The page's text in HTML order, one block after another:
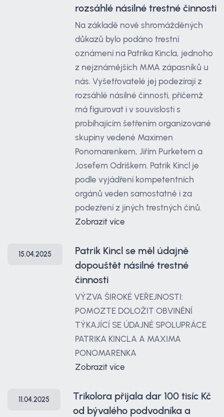
rozsáhlé násilné trestné činnosti
Na základě nově shromážděných
důkazů bylo podáno trestní
oznámení na Patrika Kincla, jednoho
z nejznámějších MMA zápasníků u
nás. Vyšetřovatelé jej podezírají z
rozsáhlé násilné činnosti, přičemž
má figurovat i v souvislosti s
probíhajícím šetřením organizované
skupiny vedené Maximen
Ponomarenkem, Jiřím Purketem a
Josefem Odriškem. Patrik Kincl je
podle vyjádření kompetentních
orgánů veden samostatně i za
podezření z jiných trestných činů.
Zobrazit více
15.04.2025
Patrik Kincl se měl údajně
dopouštět násilné trestné
činnosti
VÝZVA ŠIROKÉ VEŘEJNOSTI:
POMOZTE DOLOŽIT OBVINĚNÍ
TÝKAJÍCÍ SE ÚDAJNÉ SPOLUPRÁCE
PATRIKA KINCLA A MAXIMA
PONOMARENKA
Zobrazit více
11.04.2025
Trikolora přijala dar 100 tisíc Kč
od bývalého podvodníka a